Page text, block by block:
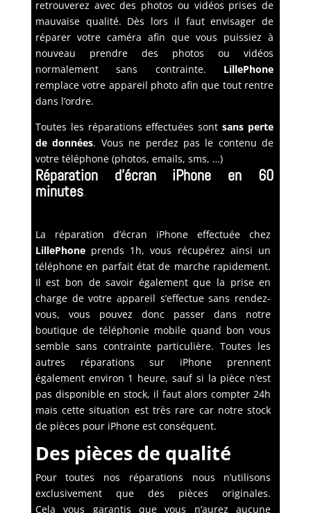
retrouverez avec des photos ou vidéos prises de
mauvaise qualité. Dès lors il faut envisager de
réparer votre caméra afin que vous puissiez à
nouveau prendre des photos ou vidéos
normalement sans contrainte. LillePhone
remplace votre appareil photo afin que tout rentre
dans l’ordre.
Toutes les réparations effectuées sontsans perte
de données. Vous ne perdez pas le contenu de
votre téléphone (photos, emails, sms, …)
Réparation d’écran iPhone en 60
minutes.
La réparation d’écran iPhone effectuée chez
LillePhoneprends 1h, vous récupérez ainsi un
téléphone en parfait état de marche rapidement.
Il est bon de savoir également que la prise en
charge de votre appareil s’effectue sans rendez-
vous, vous pouvez donc passer dans notre
boutique de téléphonie mobile quand bon vous
semble sans contrainte particulière. Toutes les
autres réparations sur iPhone prennent
également environ 1 heure, sauf si la pièce n’est
pas disponible en stock, il faut alors compter 24h
mais cette situation est très rare car notre stock
de pièces pour iPhone est conséquent.
Des pièces de qualité
Pour toutes nos réparations nous n’utilisons
exclusivement que des pièces originales.
Cela vous garantis que vous n’aurez aucune